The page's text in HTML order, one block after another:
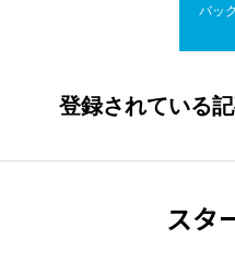
バッ
登録されている
スタ